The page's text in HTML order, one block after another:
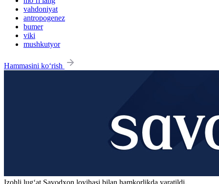
vahdoniyat
antropogenez
bumer
viki
mushkutyor
Hammasini ko‘rish
Izohli lugʻat Savodxon loyihasi bilan hamkorlikda yaratildi.